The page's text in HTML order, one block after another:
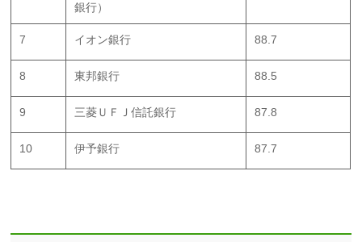
銀行）
7 イオン銀行 88.7
8 東邦銀行 88.5
9 三菱ＵＦＪ信託銀行 87.8
10 伊予銀行 87.7